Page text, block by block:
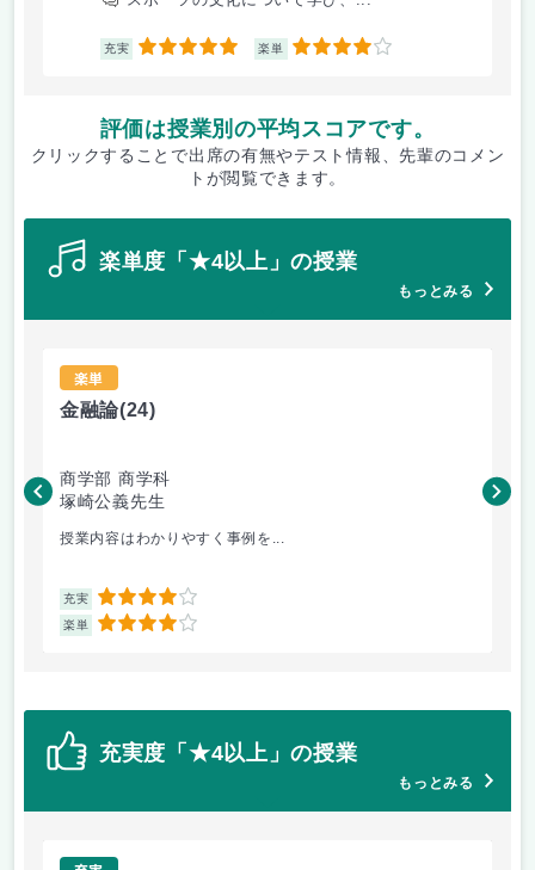
充実 5 楽単 4
評価は授業別の平均スコアです。
クリックすることで出席の有無やテスト情報、先輩のコメン
トが閲覧できます。
楽単度「★4以上」の授業
もっとみる
楽単
金融論(24)
商学部 商学科
塚崎公義先生
授業内容はわかりやすく事例を...
充実 4
楽単 4
中
充実度「★4以上」の授業
もっとみる